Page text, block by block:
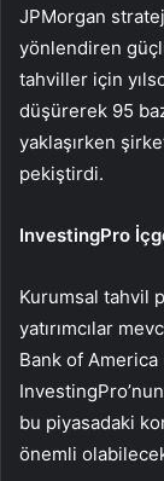
JPMorgan
yönlendiren
tahviller için
düşürerek 95
yaklaşırken
pekiştirdi.
InvestingPro
Kurumsal tahvil
yatırımcılar
Bank of
bu piyasadaki
önemli